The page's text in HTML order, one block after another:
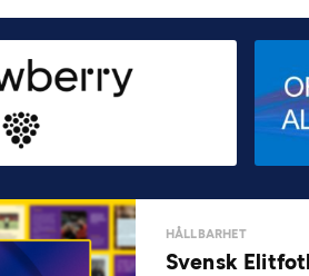
HÅLLBARHET
Svensk